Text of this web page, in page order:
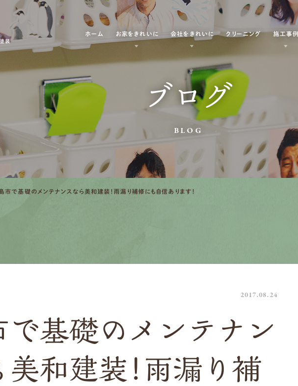
装
ホーム お家をきれいに 会社をきれいに クリーニング 施工事例
ブログ
BLOG
市で基礎のメンテナンスなら美和建装！雨漏り補修にも自信あります！
2017.08.24
で基礎のメンテナン
美和建装！雨漏り補